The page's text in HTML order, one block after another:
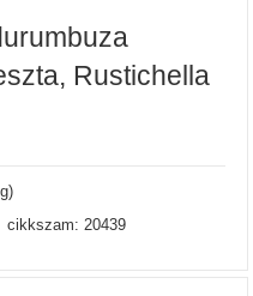
Rustichella
cikkszam: 20439